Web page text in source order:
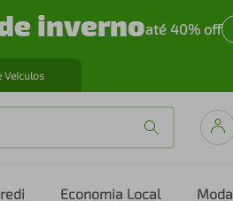
invernoaté 40% off
Veículos
Economia Local Moda